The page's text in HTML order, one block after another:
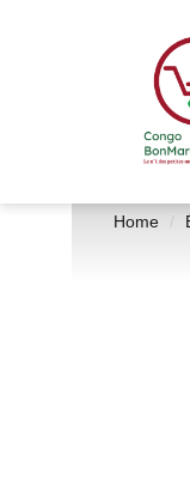
Home